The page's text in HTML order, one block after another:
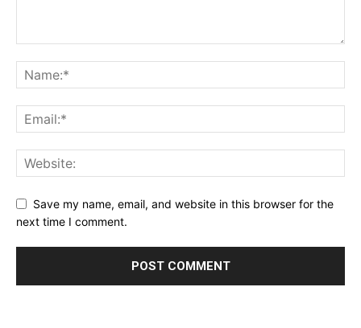
Save my name, email, and website in this browser for the
next time I comment.